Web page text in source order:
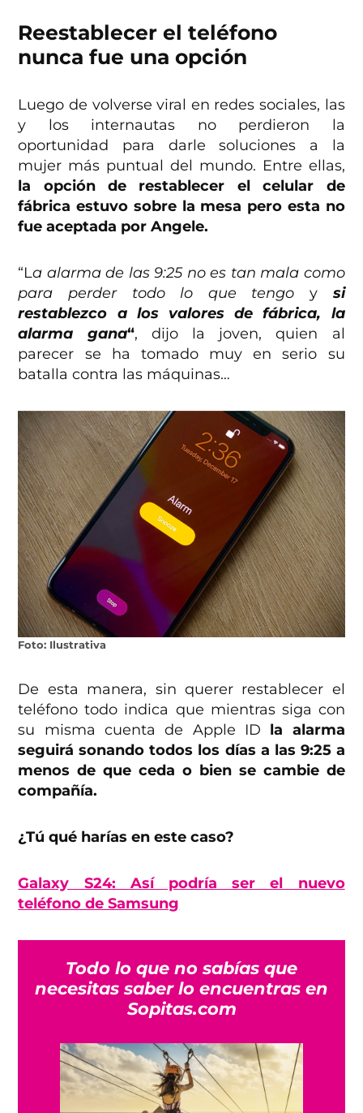
Reestablecer el teléfono
nunca fue una opción
Luego de volverse viral en redes sociales, las
y los internautas no perdieron la
oportunidad para darle soluciones a la
mujer más puntual del mundo. Entre ellas,
la opción de restablecer el celular de
fábrica estuvo sobre la mesa pero esta no
fue aceptada por Angele.
“La alarma de las 9:25 no es tan mala como
para perder todo lo que tengo y si
restablezco a los valores de fábrica, la
alarma gana“, dijo la joven, quien al
parecer se ha tomado muy en serio su
batalla contra las máquinas…
Foto: Ilustrativa
De esta manera, sin querer restablecer el
teléfono todo indica que mientras siga con
su misma cuenta de Apple ID la alarma
seguirá sonando todos los días a las 9:25 a
menos de que ceda o bien se cambie de
compañía.
¿Tú qué harías en este caso?
Galaxy S24: Así podría ser el nuevo
teléfono de Samsung
Todo lo que no sabías que
necesitas saber lo encuentras en
Sopitas.com